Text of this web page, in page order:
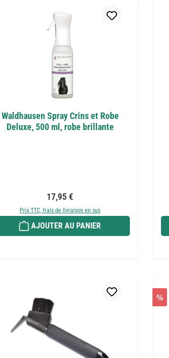
Waldhausen Spray Crins et Robe
Deluxe, 500 ml, robe brillante
Prix régulier :
17,95 €
Prix TTC, frais de livraison en sus
AJOUTER AU PANIER
%